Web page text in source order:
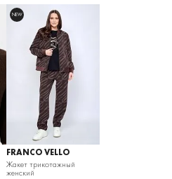
NEW
FRANCO VELLO
Жакет трикотажный
женский